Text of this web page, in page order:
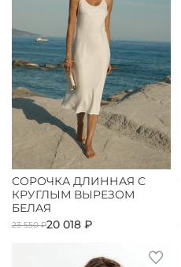
СОРОЧКА ДЛИННАЯ С
КРУГЛЫМ ВЫРЕЗОМ
БЕЛАЯ
23 550 ₽20 018 ₽